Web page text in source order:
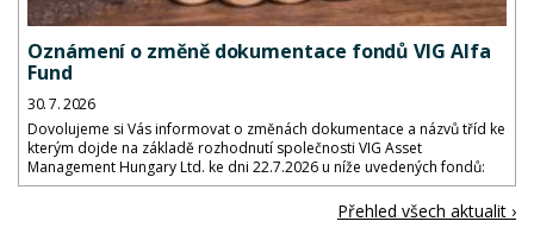
Oznámení o změně dokumentace fondů VIG Alfa
Fund
30. 7. 2026
Dovolujeme si Vás informovat o změnách dokumentace a názvů tříd ke
kterým dojde na základě rozhodnutí společnosti VIG Asset
Management Hungary Ltd. ke dni 22.7.2026 u níže uvedených fondů:
Přehled všech aktualit ›